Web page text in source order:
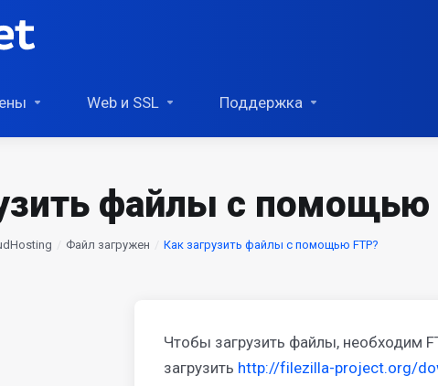
Web и SSL Поддержка
файлы с помощью
Файл загружен Как загрузить файлы с помощью FTP?
Чтобы загрузить файлы, необходим
загрузить http://filezilla-project.org/